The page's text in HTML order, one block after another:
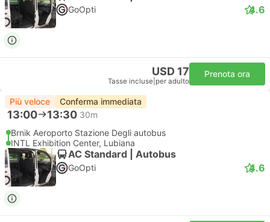
GoOpti 4.6
USD 17
Tasse incluse per adulto
Prenota ora
Più veloce Conferma immediata
13:00 13:30 30m
Brnik Aeroporto Stazione Degli autobus
INTL Exhibition Center, Lubiana
AC Standard | Autobus
GoOpti 4.6